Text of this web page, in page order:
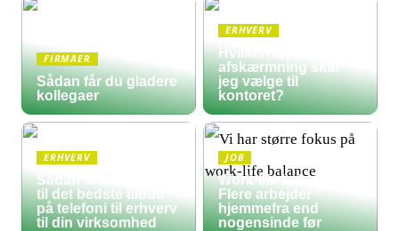
FIRMAER
Sådan får du gladere
kollegaer
ERHVERV
Hvilken form for
afskærmning skal
jeg vælge til
kontoret?
ERHVERV
Sådan finder du frem
til det bedste tilbud
på telefoni til erhverv
til din virksomhed
JOB
Work-life balance:
Flere arbejder
hjemmefra end
nogensinde før